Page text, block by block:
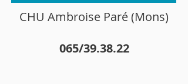
CHU Ambroise Paré (Mons)
065/39.38.22